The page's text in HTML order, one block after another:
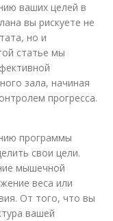
ваших целей в
вы рискуете не
но и
статье мы
зала, начиная
прогресса.
программы
свои цели.
мышечной
веса или
От того, что вы
вашей